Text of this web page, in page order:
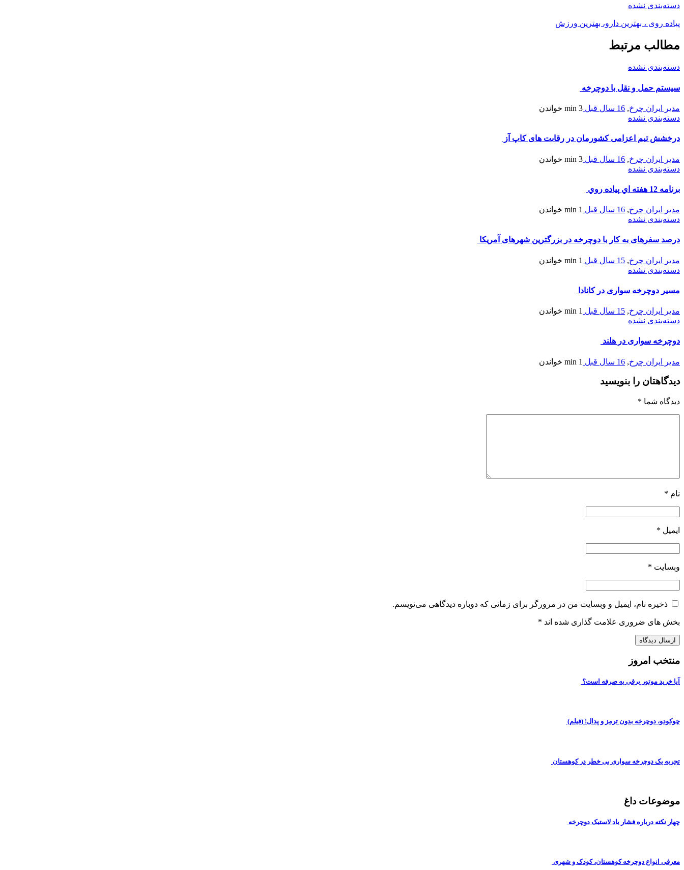
دسته‌بندی نشده
پیاده روی ، بهترین دارو، بهترین ورزش
مطالب مرتبط
دسته‌بندی نشده
سیستم حمل و نقل با دوچرخه
مدیر ایران چرخ, 16 سال قبل 3 min
خواندن
دسته‌بندی نشده
درخشش تیم اعزامی کشورمان در رقابت های کاپ آز
مدیر ایران چرخ, 16 سال قبل 3 min
خواندن
دسته‌بندی نشده
برنامه 12 هفته اي پياده روي
مدیر ایران چرخ, 16 سال قبل 1 min
خواندن
دسته‌بندی نشده
درصد سفرهای به کار با دوچرخه در بزرگترین شهرهای آمریکا
مدیر ایران چرخ, 15 سال قبل 1 min
خواندن
دسته‌بندی نشده
مسیر دوچرخه سواری در کانادا
مدیر ایران چرخ, 15 سال قبل 1 min
خواندن
دسته‌بندی نشده
دوچرخه سواری در هلند
مدیر ایران چرخ, 16 سال قبل 1 min خواندن
دیدگاهتان را بنویسید
دیدگاه شما *
نام *
ایمیل *
وبسایت *
ذخیره نام، ایمیل و وبسایت من در مرورگر برای زمانی که دوباره دیدگاهی می‌نویسم.
بخش های ضروری علامت گذاری شده اند *
منتخب امروز
آیا خرید موتور برقی به صرفه است؟
چوکودو، دوچرخه بدون ترمز و پدال! (فیلم)
تجربه یک دوچرخه سواری بی خطر در کوهستان
موضوعات داغ
چهار نکته درباره فشار باد لاستیک دوچرخه
معرفی انواع دوچرخه کوهستان، کودک و شهری